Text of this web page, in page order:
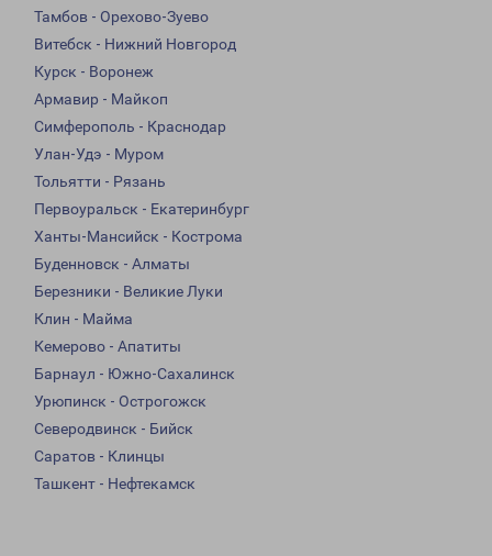
Тамбов - Орехово-Зуево
Витебск - Нижний Новгород
Курск - Воронеж
Армавир - Майкоп
Симферополь - Краснодар
Улан-Удэ - Муром
Тольятти - Рязань
Первоуральск - Екатеринбург
Ханты-Мансийск - Кострома
Буденновск - Алматы
Березники - Великие Луки
Клин - Майма
Кемерово - Апатиты
Барнаул - Южно-Сахалинск
Урюпинск - Острогожск
Северодвинск - Бийск
Саратов - Клинцы
Ташкент - Нефтекамск